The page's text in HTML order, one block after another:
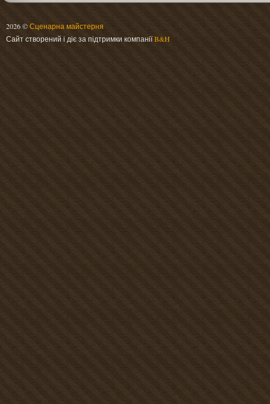
2026 ©Сценарна майстерня
Сайт створений і діє за підтримки компаніїB&H